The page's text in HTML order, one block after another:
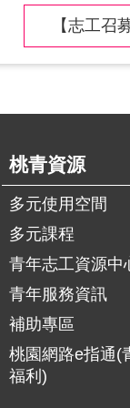
【志工召
桃青資源
多元使用空間
多元課程
青年志工資源中
青年服務資訊
補助專區
桃園網路e指通(
福利)